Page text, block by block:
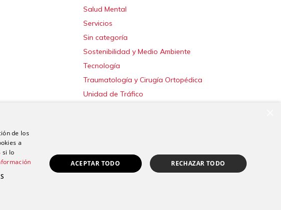
Salud Mental
Servicios
Sin categoría
Sostenibilidad y Medio Ambiente
Tecnología
Traumatología y Cirugía Ortopédica
Unidad de Tráfico
de los
a
si lo
ACEPTAR TODO RECHAZAR TODO